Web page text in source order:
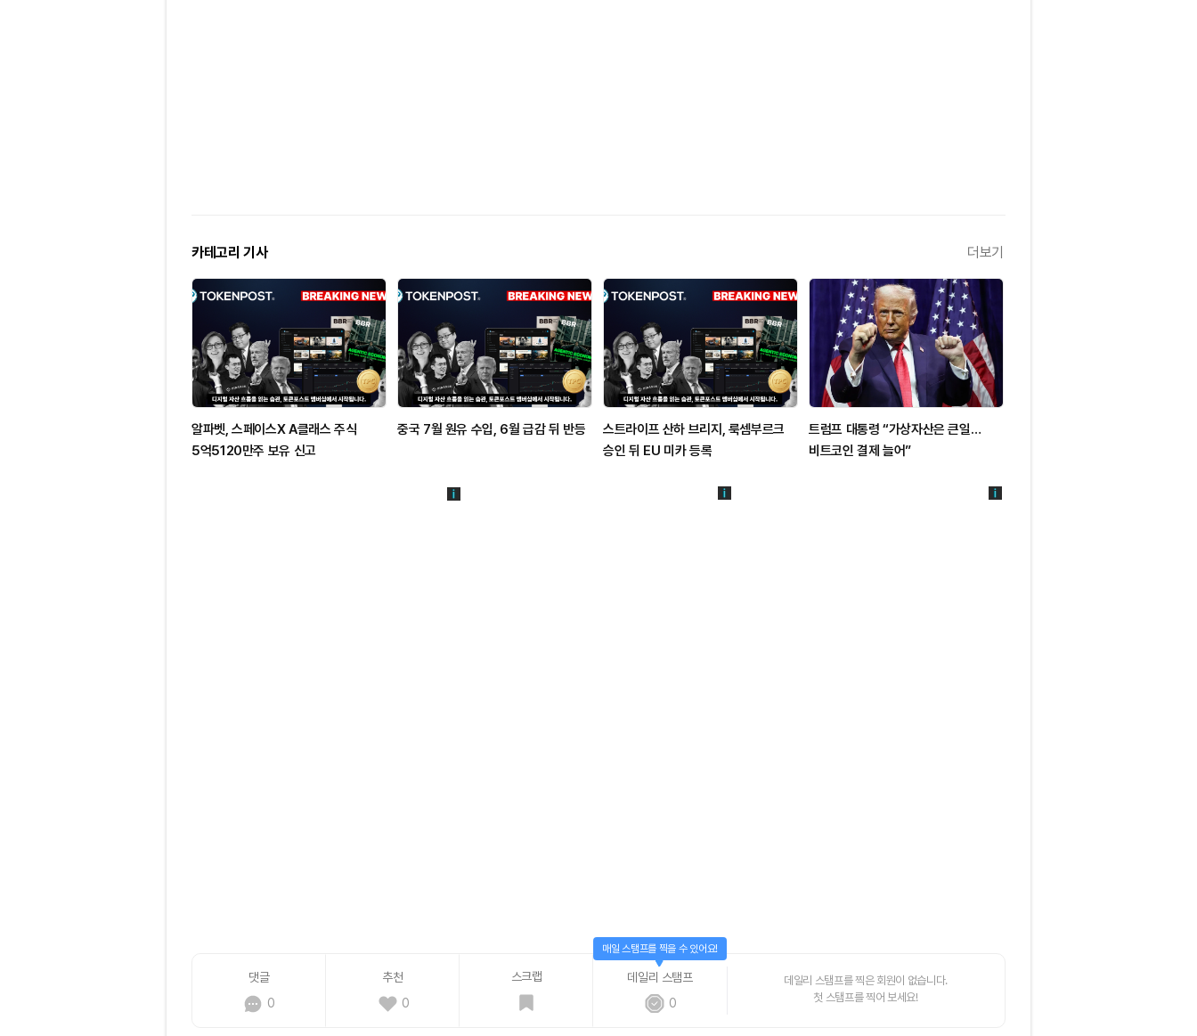
카테고리 기사 더보기
알파벳, 스페이스X A클래스 주식
5억5120만주 보유 신고
중국 7월 원유 수입, 6월 급감 뒤 반등
스트라이프 산하 브리지, 룩셈부르크
승인 뒤 EU 미카 등록
트럼프 대통령 “가상자산은 큰일…
비트코인 결제 늘어”
댓글
0
추천
0
스크랩
데일리 스탬프
0
매일 스탬프를 찍을 수 있어요!
데일리 스탬프를 찍은 회원이 없습니다.
첫 스탬프를 찍어 보세요!